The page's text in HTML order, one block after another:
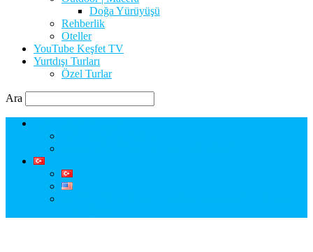
Doğa Yürüyüşü
Rehberlik
Oteller
YouTube Keşfet TV
Yurtdışı Turları
Özel Turlar
Ara